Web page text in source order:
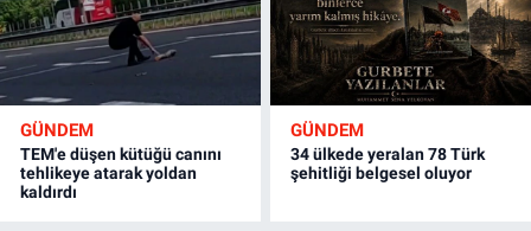
GÜNDEM
TEM'e düşen kütüğü canını
tehlikeye atarak yoldan
kaldırdı
GÜNDEM
34 ülkede yeralan 78 Türk
şehitliği belgesel oluyor